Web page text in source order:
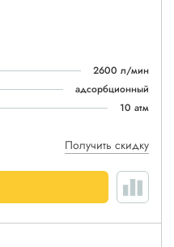
2600 л/мин
адсорбционный
10 атм
Получить скидку